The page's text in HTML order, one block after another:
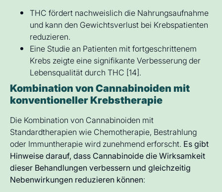
THC fördert nachweislich die Nahrungsaufnahme
und kann den Gewichtsverlust bei Krebspatienten
reduzieren.
Eine Studie an Patienten mit fortgeschrittenem
Krebs zeigte eine signifikante Verbesserung der
Lebensqualität durch THC [14].
Kombination von Cannabinoiden mit
konventioneller Krebstherapie
Die Kombination von Cannabinoiden mit
Standardtherapien wie Chemotherapie, Bestrahlung
oder Immuntherapie wird zunehmend erforscht. Es gibt
Hinweise darauf, dass Cannabinoide die Wirksamkeit
dieser Behandlungen verbessern und gleichzeitig
Nebenwirkungen reduzieren können: